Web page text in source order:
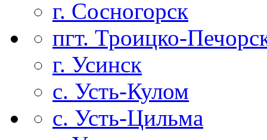
г. Сосногорск
пгт. Троицко-
г. Усинск
с. Усть-Кулом
с. Усть-Цильма